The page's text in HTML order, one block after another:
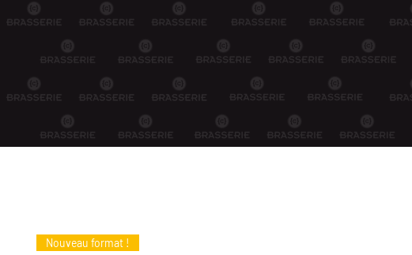
Nouveau format !